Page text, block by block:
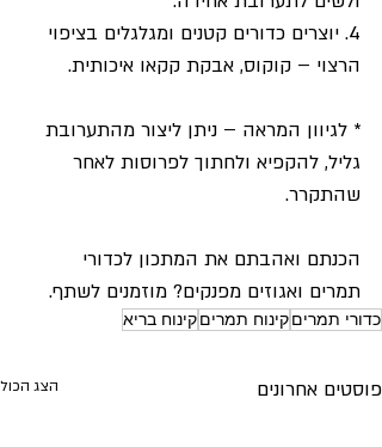
4. יוצרים כדורים קטנים ומגלגלים בציפוי
הרצוי – קוקוס, אבקת קקאו איכותית.
* לגיוון המראה – ניתן ליצור מהתערובת
גליל, להקפיא ולחתוך לפרוסות לאחר
שהתקרר.
הכנתם ואהבתם את המתכון לכדורי
תמרים ואגוזים מפנקים? מוזמנים לשתף.
כדורי תמריםקינוח תמריםקינוח בריא
פוסטים אחרונים הצג הכול